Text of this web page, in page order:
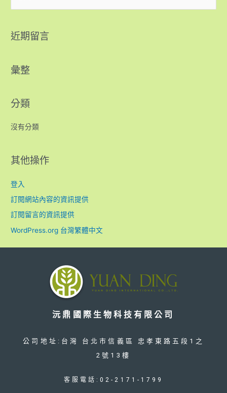
近期留言
彙整
分類
沒有分類
其他操作
登入
訂閱網站內容的資訊提供
訂閱留言的資訊提供
WordPress.org 台灣繁體中文
沅鼎國際生物科技有限公司
公司地址:台灣 台北市信義區 忠孝東路五段1之
2號13樓
客服電話:02-2171-1799